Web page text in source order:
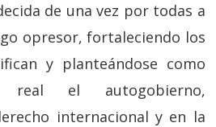
de una vez por todas a
opresor, fortaleciendo los
y planteándose como
real el autogobierno,
internacional y en la